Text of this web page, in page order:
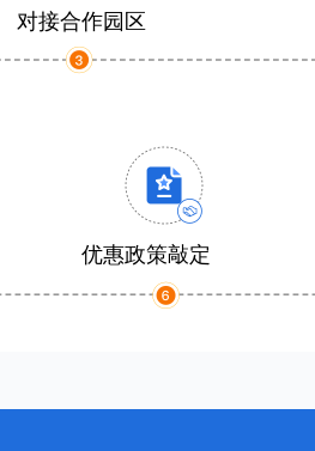
对接合作园区
优惠政策敲定